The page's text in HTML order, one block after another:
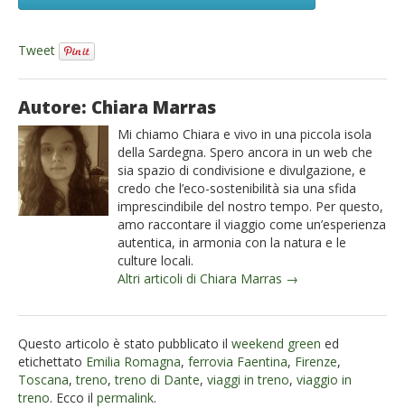
Tweet
Autore: Chiara Marras
Mi chiamo Chiara e vivo in una piccola isola
della Sardegna. Spero ancora in un web che
sia spazio di condivisione e divulgazione, e
credo che l’eco-sostenibilità sia una sfida
imprescindibile del nostro tempo. Per questo,
amo raccontare il viaggio come un’esperienza
autentica, in armonia con la natura e le
culture locali.
Altri articoli di Chiara Marras →
Questo articolo è stato pubblicato il weekend green ed
etichettato Emilia Romagna, ferrovia Faentina, Firenze,
Toscana,treno,treno di Dante, viaggi in treno, viaggio in
treno. Ecco il permalink.